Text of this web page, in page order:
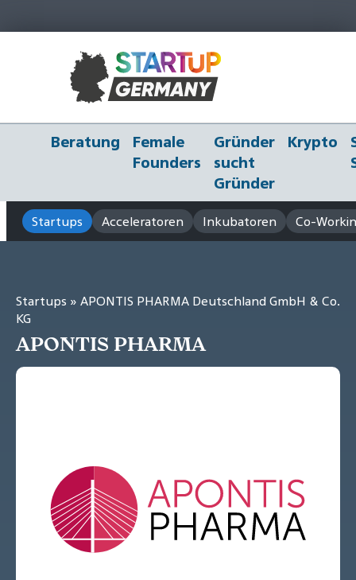
Beratung
Female
Founders
Gründer
sucht
Gründer
Krypto
Startups Acceleratoren Inkubatoren Co-
Startups » APONTIS PHARMA Deutschland GmbH & Co.
KG
APONTIS PHARMA